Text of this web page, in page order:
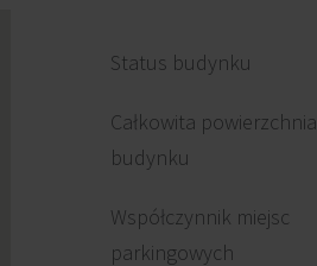
Status budynku
Całkowita powierzchnia
budynku
Współczynnik miejsc
parkingowych